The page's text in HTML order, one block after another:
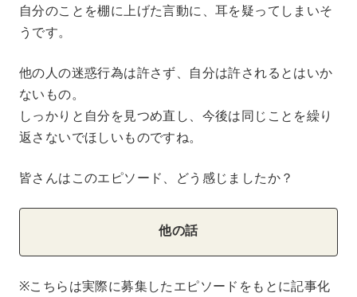
自分のことを棚に上げた言動に、耳を疑ってしまいそ
うです。
他の人の迷惑行為は許さず、自分は許されるとはいか
ないもの。
しっかりと自分を見つめ直し、今後は同じことを繰り
返さないでほしいものですね。
皆さんはこのエピソード、どう感じましたか？
他の話
※こちらは実際に募集したエピソードをもとに記事化